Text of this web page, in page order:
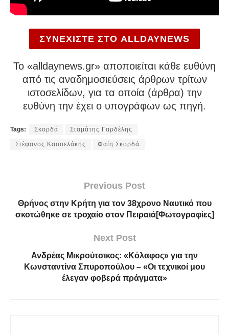
ΣΥΝΕΧΙΣΤΕ ΣΤΟ ALLDAYNEWS
To «alldaynews.gr» αποποιείται κάθε ευθύνη
από τις αναδημοσιεύσεις άρθρων τρίτων
ιστοσελίδων, για τα οποία (άρθρα) την
ευθύνη την έχει ο υπογράφων ως πηγή.
Tags: Σκορδά Σταμάτης Γαρδέλης
Στέφανος Κασσελάκης Φαίη Σκορδά
Previous Post
Θρήνος στην Κρήτη για τον 38χρονο Ναυτικό που
σκοτώθηκe σε τροχαίο στον Πειραιά[Φωτογραφίες]
Next Post
Ανδρέας Μικρούτσικος: «Κόλαφος» για την
Κωνσταντίνα Σπυροπούλου – «Οι τεχνικοί μου
έλεγαν φοβερά πράγματα»